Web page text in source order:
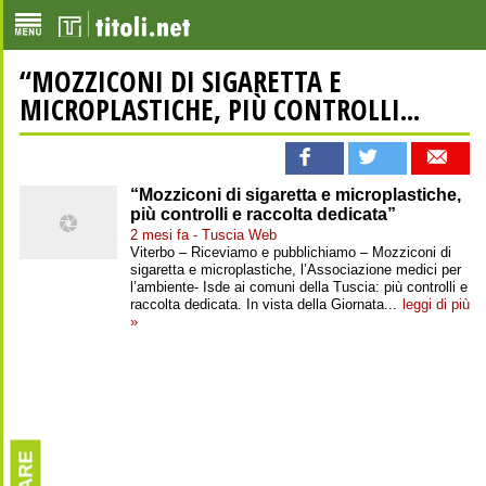
“MOZZICONI DI SIGARETTA E
MICROPLASTICHE, PIÙ CONTROLLI...
“Mozziconi di sigaretta e microplastiche,
più controlli e raccolta dedicata”
2 mesi fa - Tuscia Web
Viterbo – Riceviamo e pubblichiamo – Mozziconi di
sigaretta e microplastiche, l’Associazione medici per
l’ambiente- Isde ai comuni della Tuscia: più controlli e
raccolta dedicata. In vista della Giornata... leggi di più
»